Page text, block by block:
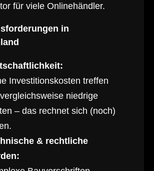
für viele Onlinehändler.
in
Investitionskosten treffen
niedrige
– das rechnet sich (noch)
& rechtliche